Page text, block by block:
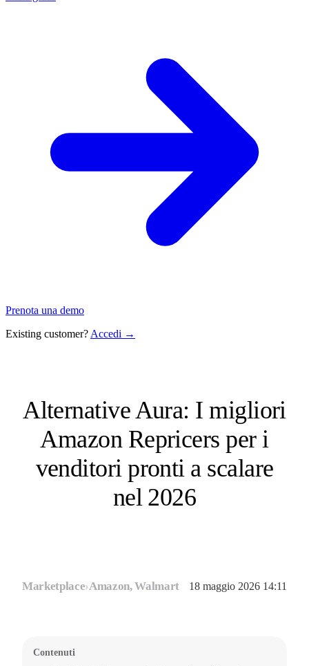
Prenota una demo
Existing customer? Accedi →
Alternative Aura: I migliori
Amazon Repricers per i
venditori pronti a scalare
nel 2026
Marketplace›Amazon, Walmart 18 maggio 2026 14:11
Contenuti